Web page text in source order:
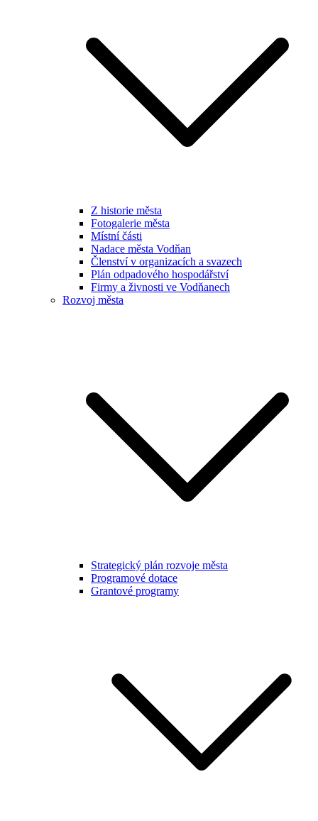
Z historie města
Fotogalerie města
Místní části
Nadace města Vodňan
Členství v organizacích a svazech
Plán odpadového hospodářství
Firmy a živnosti ve Vodňanech
Rozvoj města
Strategický plán rozvoje města
Programové dotace
Grantové programy